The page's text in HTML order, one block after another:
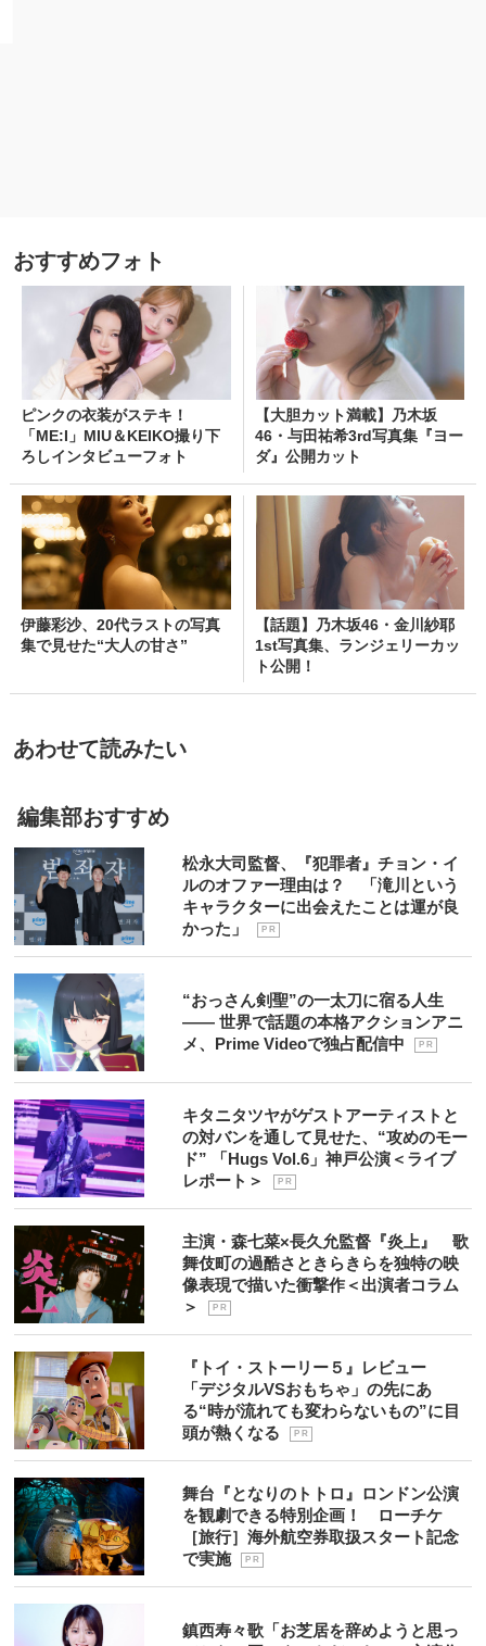
おすすめフォト
ピンクの衣装がステキ！
「ME:I」MIU＆KEIKO撮り下
ろしインタビューフォト
【大胆カット満載】乃木坂
46・与田祐希3rd写真集『ヨー
ダ』公開カット
伊藤彩沙、20代ラストの写真
集で見せた“大人の甘さ”
【話題】乃木坂46・金川紗耶
1st写真集、ランジェリーカッ
ト公開！
あわせて読みたい
編集部おすすめ
松永大司監督、『犯罪者』チョン・イ
ルのオファー理由は？ 「滝川という
キャラクターに出会えたことは運が良
かった」
P R
“おっさん剣聖”の一太刀に宿る人生
―― 世界で話題の本格アクションアニ
メ、Prime Videoで独占配信中
P R
キタニタツヤがゲストアーティストと
の対バンを通して見せた、“攻めのモー
ド” 「Hugs Vol.6」神戸公演＜ライブ
レポート＞
P R
主演・森七菜×長久允監督『炎上』 歌
舞伎町の過酷さときらきらを独特の映
像表現で描いた衝撃作＜出演者コラム
＞
P R
『トイ・ストーリー５』レビュー
「デジタルVSおもちゃ」の先にあ
る“時が流れても変わらないもの”に目
頭が熱くなる
P R
舞台『となりのトトロ』ロンドン公演
を観劇できる特別企画！ ローチケ
［旅行］海外航空券取扱スタート記念
で実施
P R
鎮西寿々歌「お芝居を辞めようと思っ